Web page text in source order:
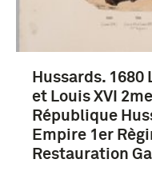
Hussards. 1680
et Louis XVI
République
Empire 1er
Restauration